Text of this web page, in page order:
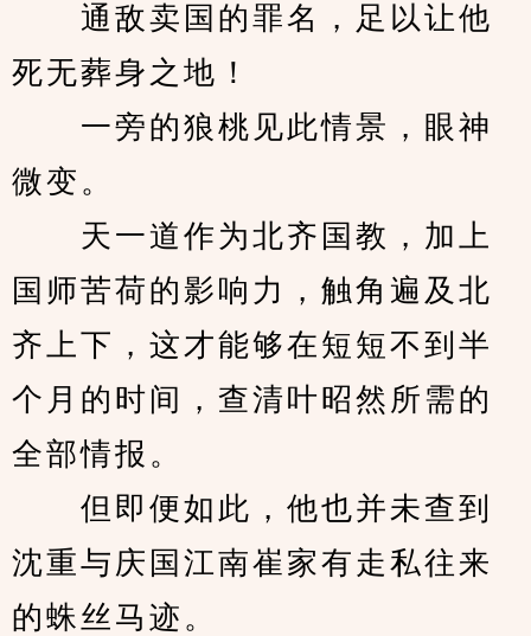
通敌卖国的罪名，足以让他
死无葬身之地！
一旁的狼桃见此情景，眼神
微变。
天一道作为北齐国教，加上
国师苦荷的影响力，触角遍及北
齐上下，这才能够在短短不到半
个月的时间，查清叶昭然所需的
全部情报。
但即便如此，他也并未查到
沈重与庆国江南崔家有走私往来
的蛛丝马迹。